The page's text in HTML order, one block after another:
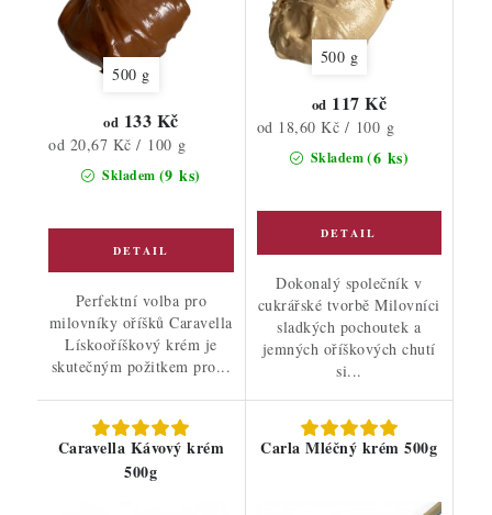
500 g
Skladem (9 ks)
od 133 Kč
Měrná
od 20,67 Kč / 100 g
Perfektní volba pro
milovníky oříšků Caravella
Lískooříškový krém je
skutečným požitkem pro...
500 g
Skladem(6 ks)
od 117 Kč
Měrná
od 18,60 Kč / 100 g
Dokonalý společník v
cukrářské tvorbě Milovníci
sladkých pochoutek a
jemných oříškových chutí
si...
Caravella Kávový krém
500g
Carla Mléčný krém 500g